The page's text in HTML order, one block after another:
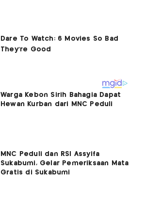
Warga Kebon Sirih Bahagia Dapat
Hewan Kurban dari MNC Peduli
MNC Peduli dan RSI Assyifa
Sukabumi, Gelar Pemeriksaan Mata
Gratis di Sukabumi